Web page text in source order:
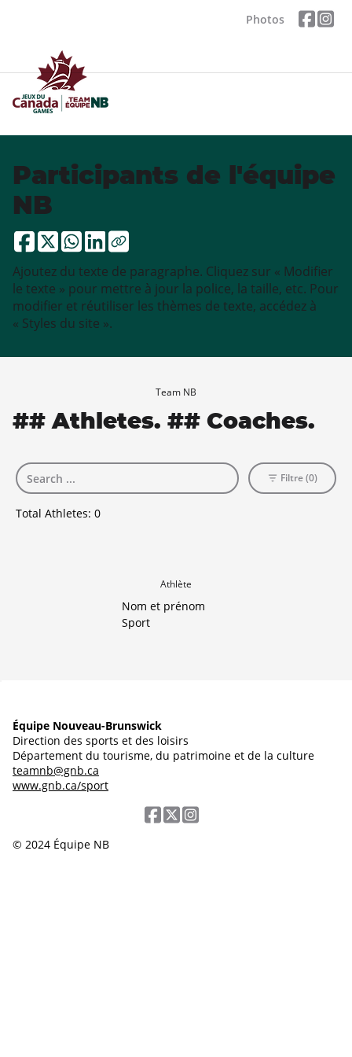
Photos
Participants de l'équipe
NB
Ajoutez du texte de paragraphe. Cliquez sur « Modifier
le texte » pour mettre à jour la police, la taille, etc. Pour
modifier et réutiliser les thèmes de texte, accédez à
« Styles du site ».
Team NB
## Athletes. ## Coaches.
Total Athletes: 0
Filtre (0)
Athlète
Nom et prénom
Sport
Équipe Nouveau-Brunswick
Direction des sports et des loisirs
Département du tourisme, du patrimoine et de la culture
teamnb@gnb.ca
www.gnb.ca/sport
© 2024 Équipe NB